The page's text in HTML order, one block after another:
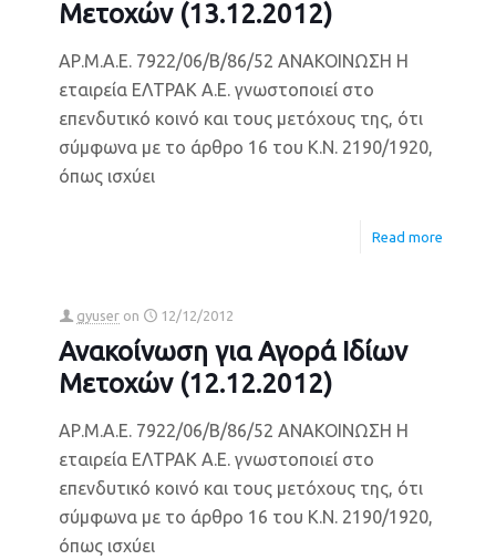
Μετοχών (13.12.2012)
ΑΡ.Μ.Α.Ε. 7922/06/Β/86/52 ΑΝΑΚΟΙΝΩΣΗ Η
εταιρεία ΕΛΤΡΑΚ Α.Ε. γνωστοποιεί στο
επενδυτικό κοινό και τους μετόχους της, ότι
σύμφωνα με το άρθρο 16 του Κ.Ν. 2190/1920,
όπως ισχύει
Read more
gyuser on 12/12/2012
Ανακοίνωση για Αγορά Ιδίων
Μετοχών (12.12.2012)
ΑΡ.Μ.Α.Ε. 7922/06/Β/86/52 ΑΝΑΚΟΙΝΩΣΗ Η
εταιρεία ΕΛΤΡΑΚ Α.Ε. γνωστοποιεί στο
επενδυτικό κοινό και τους μετόχους της, ότι
σύμφωνα με το άρθρο 16 του Κ.Ν. 2190/1920,
όπως ισχύει